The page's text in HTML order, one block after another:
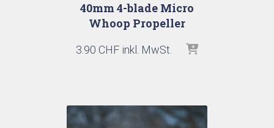
40mm 4-blade Micro
Whoop Propeller
3.90 CHF inkl. MwSt.